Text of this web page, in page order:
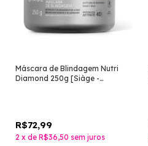
Máscara de Blindagem Nutri
Diamond 250g [Siàge -
R$72,99
2 x de R$36,50 sem juros